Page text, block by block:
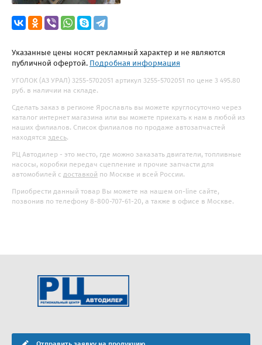
Указанные цены носят рекламный характер и не являются
публичной офертой. Подробная информация
УГОЛОК (АЗ УРАЛ) 3255-5702051 артикул 3255-5702051 по цене 3 495.80
руб. в наличии на складе.
Сделать заказ в регионе Ярославль вы можете круглосуточно через
каталог интернет магазина или вы можете приехать к нам в любой из
наших филиалов. Список филиалов по продаже автозапчастей
находятся здесь.
РЦ Автодилер - это место, где можно заказать двигатели, топливные
насосы, коробки передач сцепление и прочие запчасти для
автомобилей с доставкой по Москве и всей России.
Приобрести данный товар Вы можете на нашем on-line сайте,
позвонив по телефону 8-800-707-61-20, а также в офисе в Москве.